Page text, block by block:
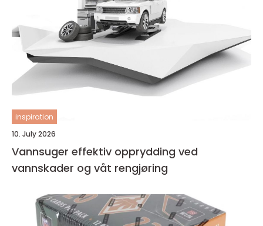
inspiration
10. July 2026
Vannsuger effektiv opprydding ved
vannskader og våt rengjøring